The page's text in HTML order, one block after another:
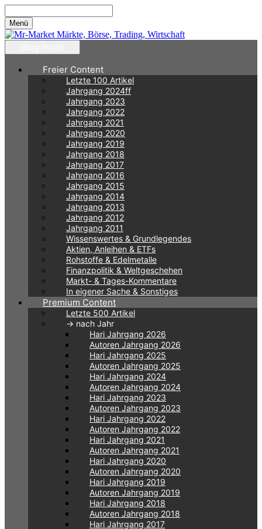
Inhalt
springen
Menü
Freier Content
Letzte 100 Artikel
Jahrgang 2024ff
Jahrgang 2023
Jahrgang 2022
Jahrgang 2021
Jahrgang 2020
Jahrgang 2019
Jahrgang 2018
Jahrgang 2017
Jahrgang 2016
Jahrgang 2015
Jahrgang 2014
Jahrgang 2013
Jahrgang 2012
Jahrgang 2011
Wissenswertes & Grundlegendes
Aktien, Anleihen & ETFs
Rohstoffe & Edelmetalle
Finanzpolitik & Weltgeschehen
Markt- & Tages-Kommentare
In eigener Sache & Sonstiges
Premium Content
Letzte 500 Artikel
-> nach Jahr
Hari Jahrgang 2026
Autoren Jahrgang 2026
Hari Jahrgang 2025
Autoren Jahrgang 2025
Hari Jahrgang 2024
Autoren Jahrgang 2024
Hari Jahrgang 2023
Autoren Jahrgang 2023
Hari Jahrgang 2022
Autoren Jahrgang 2022
Hari Jahrgang 2021
Autoren Jahrgang 2021
Hari Jahrgang 2020
Autoren Jahrgang 2020
Hari Jahrgang 2019
Autoren Jahrgang 2019
Hari Jahrgang 2018
Autoren Jahrgang 2018
Hari Jahrgang 2017